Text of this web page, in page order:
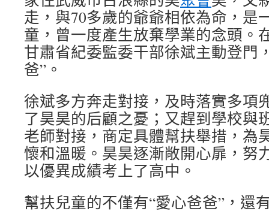
走，與70多歲的爺爺相依為命，是
童，曾一度產生放棄學業的念頭。
甘肅省紀委監委干部徐斌主動登門
爸”。
徐斌多方奔走對接，及時落實多項
了昊昊的后顧之憂；又趕到學校與
老師對接，商定具體幫扶舉措，為
懷和溫暖。昊昊逐漸敞開心扉，努
以優異成績考上了高中。
幫扶兒童的不僅有“愛心爸爸”，還